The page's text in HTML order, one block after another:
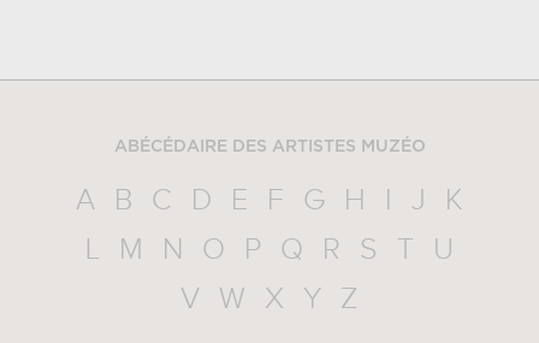
ABÉCÉDAIRE DES ARTISTES MUZÉO
A B C D E F G H I J
K
L
M N O P Q R S T
U
V
W X Y Z